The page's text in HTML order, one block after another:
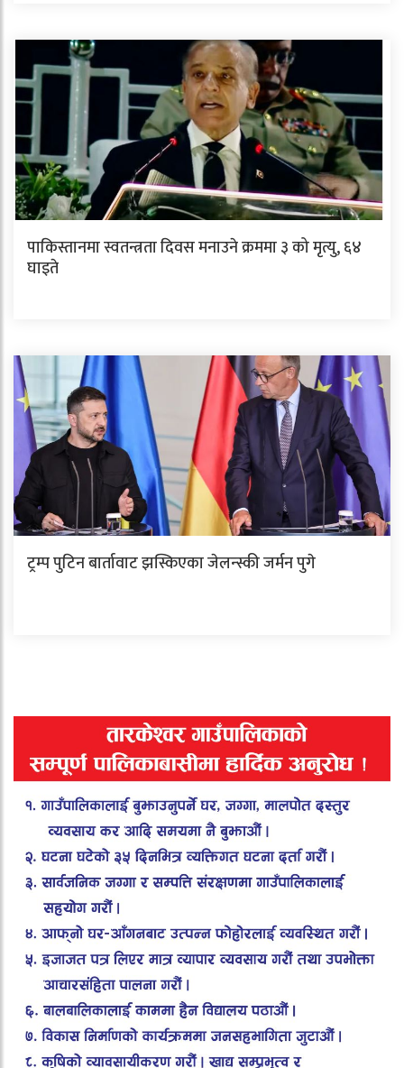
पाकिस्तानमा स्वतन्त्रता दिवस मनाउने क्रममा ३ को मृत्यु, ६४
घाइते
ट्रम्प पुटिन बार्तावाट झस्किएका जेलन्स्की जर्मन पुगे